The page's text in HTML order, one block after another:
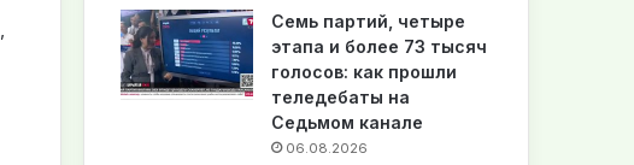
Семь партий, четыре
этапа и более 73 тысяч
голосов: как прошли
теледебаты на
Седьмом канале
06.08.2026